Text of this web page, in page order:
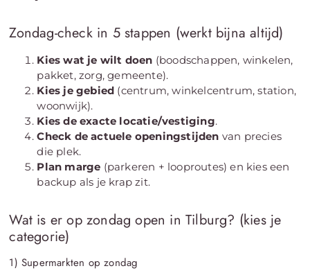
Zondag-check in 5 stappen (werkt bijna altijd)
Kies wat je wilt doen (boodschappen, winkelen,
pakket, zorg, gemeente).
Kies je gebied (centrum, winkelcentrum, station,
woonwijk).
Kies de exacte locatie/vestiging.
Check de actuele openingstijden van precies
die plek.
Plan marge (parkeren + looproutes) en kies een
backup als je krap zit.
Wat is er op zondag open in Tilburg? (kies je
categorie)
1) Supermarkten op zondag